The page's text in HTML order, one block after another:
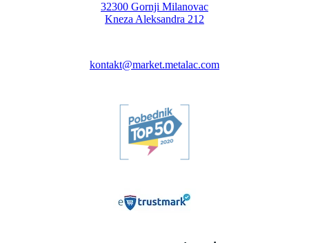
32300 Gornji Milanovac
Kneza Aleksandra 212
kontakt@market.metalac.com